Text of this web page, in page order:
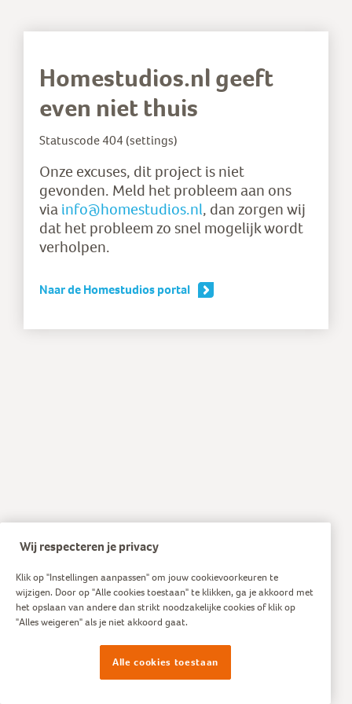
Homestudios.nl geeft
even niet thuis
Statuscode 404 (settings)
Onze excuses, dit project is niet
gevonden. Meld het probleem aan ons
via info@homestudios.nl, dan zorgen wij
dat het probleem zo snel mogelijk wordt
verholpen.
Naar de Homestudios portal
Wij respecteren je privacy
Klik op "Instellingen aanpassen" om jouw cookievoorkeuren te
wijzigen. Door op "Alle cookies toestaan" te klikken, ga je akkoord met
het opslaan van andere dan strikt noodzakelijke cookies of klik op
"Alles weigeren" als je niet akkoord gaat.
Alle cookies toestaan